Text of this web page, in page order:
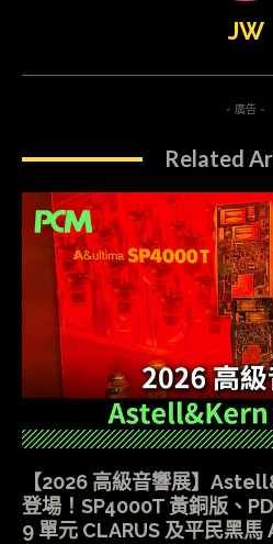
JW
- 廣告 -
Related
【2026 高級音響展】
登場！SP4000T 黃銅版、
9 單元 CLARUS 及平民黑